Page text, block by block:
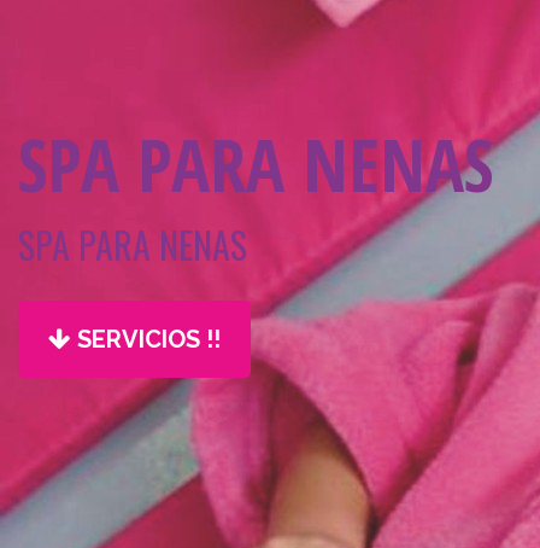
SPA PARA NENAS
SPA PARA NENAS
SERVICIOS !!